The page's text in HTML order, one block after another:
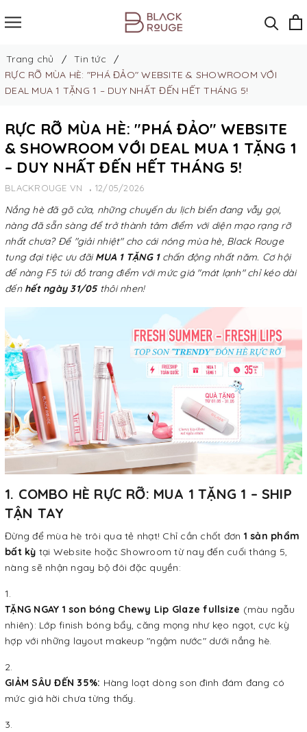
Trang chủ
Tin tức
RỰC RỠ MÙA HÈ: "PHÁ ĐẢO" WEBSITE & SHOWROOM VỚI
DEAL MUA 1 TẶNG 1 – DUY NHẤT ĐẾN HẾT THÁNG 5!
RỰC RỠ MÙA HÈ: "PHÁ ĐẢO" WEBSITE
& SHOWROOM VỚI DEAL MUA 1 TẶNG 1
– DUY NHẤT ĐẾN HẾT THÁNG 5!
BLACKROUGE VN 12/05/2026
Nắng hè đã gõ cửa, những chuyến du lịch biển đang vẫy gọi,
nàng đã sẵn sàng để trở thành tâm điểm với diện mạo rạng rỡ
nhất chưa? Để "giải nhiệt" cho cái nóng mùa hè, Black Rouge
tung đại tiệc ưu đãiMUA 1 TẶNG 1chấn động nhất năm. Cơ hội
để nàng F5 túi đồ trang điểm với mức giá "mát lạnh" chỉ kéo dài
đến hết ngày 31/05thôi nhen!
1. COMBO HÈ RỰC RỠ: MUA 1 TẶNG 1 – SHIP
TẬN TAY
Đừng để mùa hè trôi qua tẻ nhạt! Chỉ cần chốt đơn 1 sản phẩm
bất kỳ tại Website hoặc Showroom từ nay đến cuối tháng 5,
nàng sẽ nhận ngay bộ đôi đặc quyền:
TẶNG NGAY 1 son bóng Chewy Lip Glaze fullsize (màu ngẫu
nhiên): Lớp finish bóng bẩy, căng mọng như kẹo ngọt, cực kỳ
hợp với những layout makeup "ngậm nước" dưới nắng hè.
GIẢM SÂU ĐẾN 35%: Hàng loạt dòng son đình đám đang có
mức giá hời chưa từng thấy.